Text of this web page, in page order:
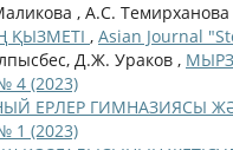
, А.С. Темирханова
ҚЫЗМЕТІ , Asian Journal
Д.Ж. Ураков ,
4 (2023)
ЕРЛЕР ГИМНАЗИЯСЫ
1 (2023)